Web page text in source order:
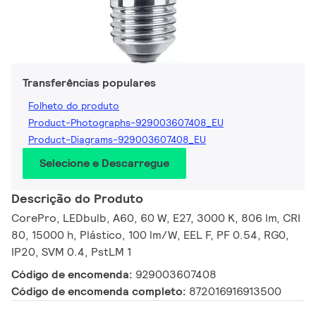
Transferências populares
Folheto do produto
Product-Photographs-929003607408_EU
Product-Diagrams-929003607408_EU
Selecione e Descarregue
Descrição do Produto
CorePro, LEDbulb, A60, 60 W, E27, 3000 K, 806 lm, CRI
80, 15000 h, Plástico, 100 lm/W, EEL F, PF 0.54, RG0,
IP20, SVM 0.4, PstLM 1
Código de encomenda: 929003607408
Código de encomenda completo: 872016916913500